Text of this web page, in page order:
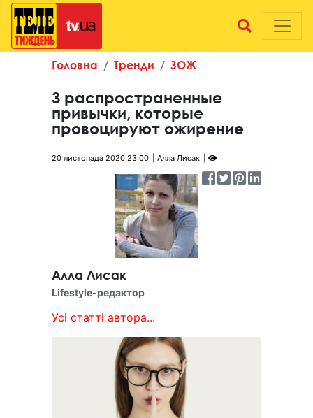
Головна Тренди ЗОЖ
3 распространенные
привычки, которые
провоцируют ожирение
20 листопада 2020 23:00 Алла Лисак
Алла Лисак
Lifestyle-редактор
Усі статті автора...